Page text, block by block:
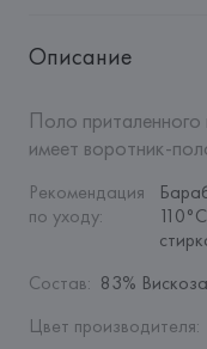
Описание
Поло
имеет воротник-
Рекомендация
по уходу:
Состав: 83%
Цвет производителя: